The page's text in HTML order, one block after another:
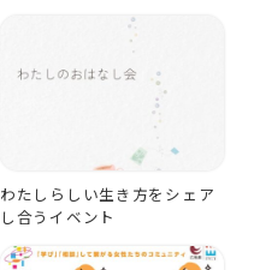
わたしらしい生き方をシェア
し合うイベント